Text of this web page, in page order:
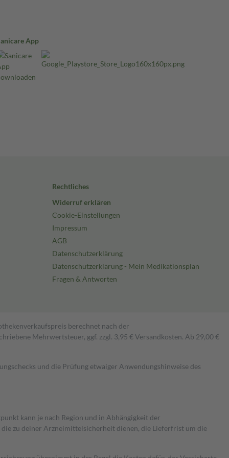
App
Rechtliches
Widerruf erklären
Cookie-Einstellungen
Impressum
AGB
Datenschutzerklärung
Datenschutzerklärung - Mein Medikationsplan
Fragen & Antworten
berechnet nach der
Mehrwertsteuer, ggf. zzgl. 3,95 € Versandkosten. Ab 29,00 €
und die Prüfung etwaiger Anwendungshinweise des
kann je nach Region und in Abhängigkeit der
zu deiner Arzneimittelsicherheit dienen, die Lieferfrist um die